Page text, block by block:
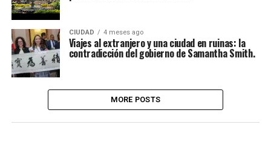
CIUDAD 4 meses ago
Viajes al extranjero y una ciudad en ruinas: la
contradicción del gobierno de Samantha Smith.
MORE POSTS